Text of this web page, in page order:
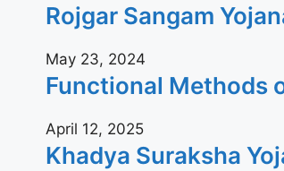
Rojgar Sangam
May 23, 2024
Functional Methods
April 12, 2025
Khadya Suraksha